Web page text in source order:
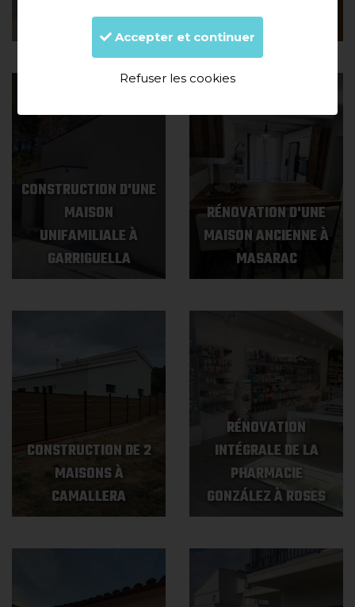
VILABERTRAN
FUMATS (ROSES)
CONSTRUCTION D'UNE
MAISON
UNIFAMILIALE À
GARRIGUELLA
RÉNOVATION D'UNE
MAISON ANCIENNE À
MASARAC
CONSTRUCTION DE 2
MAISONS À
CAMALLERA
RÉNOVATION
INTÉGRALE DE LA
PHARMACIE
GONZÁLEZ À ROSES
Accepter et continuer
Refuser les cookies